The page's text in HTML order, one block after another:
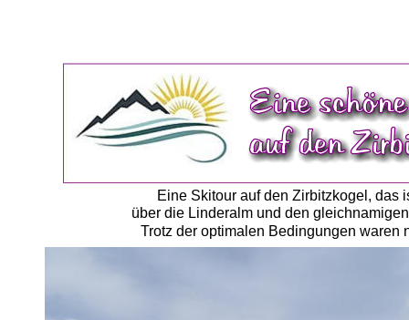
Eine Skitour auf den Zirbitzkogel, das
über die Linderalm und den
Trotz der optimalen Bedingungen waren